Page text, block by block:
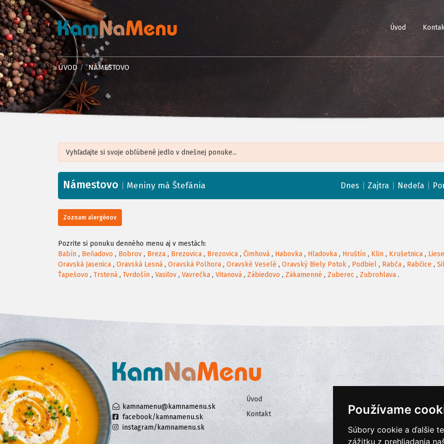
Používame
Súbory cookie a ďalšie
zážitku z prehliadania
Úvod
ÚVOD NÁMESTOVO
+
−
Námestovo Meniny má Štefánia Dnes Zajtra Nedeľa
Zoznam alergénov
Pozrite si ponuku denného menu aj v mestách:
Babín , Beňadovo , Bobrov , Breza , Brezovica , Brezovica , Čimhová , Habovka , Hladovka , Hruštín , Klin , Krušetnica ,
Oravská Jasenica , Oravská Lesná , Oravská Polhora , Oravské Veselé , Oravský Biely Potok , Podbiel , Rabča , Rabčice ,
Ťapešovo , Trstená , Tvrdošín , Vasiľov , Vavrečka , Vitanová , Zábiedovo , Zákamenné , Zuberec , Zubrohlava .
kamnamenu@kamnamenu.sk
facebook/kamnamenu.sk
instagram/kamnamenu.sk
Úvod
Kontakt
Ochrana osobných údajov
Cookies